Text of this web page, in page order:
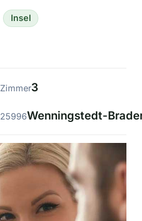
Insel
Zimmer3
25996Wenningstedt-